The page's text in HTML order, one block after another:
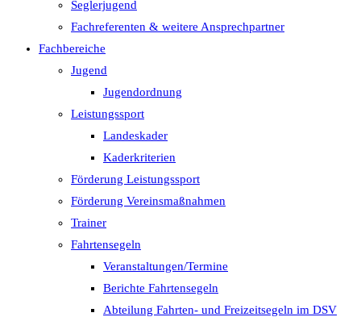
Seglerjugend
Fachreferenten & weitere Ansprechpartner
Fachbereiche
Jugend
Jugendordnung
Leistungssport
Landeskader
Kaderkriterien
Förderung Leistungssport
Förderung Vereinsmaßnahmen
Trainer
Fahrtensegeln
Veranstaltungen/Termine
Berichte Fahrtensegeln
Abteilung Fahrten- und Freizeitsegeln im DSV